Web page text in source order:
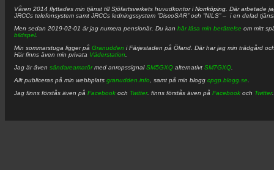
Våren 2014 flyttades min tjänst till Sjöfartsverkets huvudkontor iNorrköping . Där arbetade
JRCCs telefonsystem samt JRCCs ledningssystem ”DiscoSAR” och ”NILS” – i en delad
Men sedan 2019-02-01 är jag numera pensionär. Du kan här läsa min berättelse om mitt
bildspel.
Min sommarstuga ligger på Granudden i Färjestaden på Öland. Där har jag min trädgård
Här finns även min privata Väderstation
Jag är även sändareamatörmed anropssignalSM5GXQ alternativt SM7GXQ
Allt publiceras på min webbplats granudden.info , samt på min blogg cpgp.blogg.se
Jag finns förstås även på Facebook och Twitter. finns förstås även på Facebook och Twitter.